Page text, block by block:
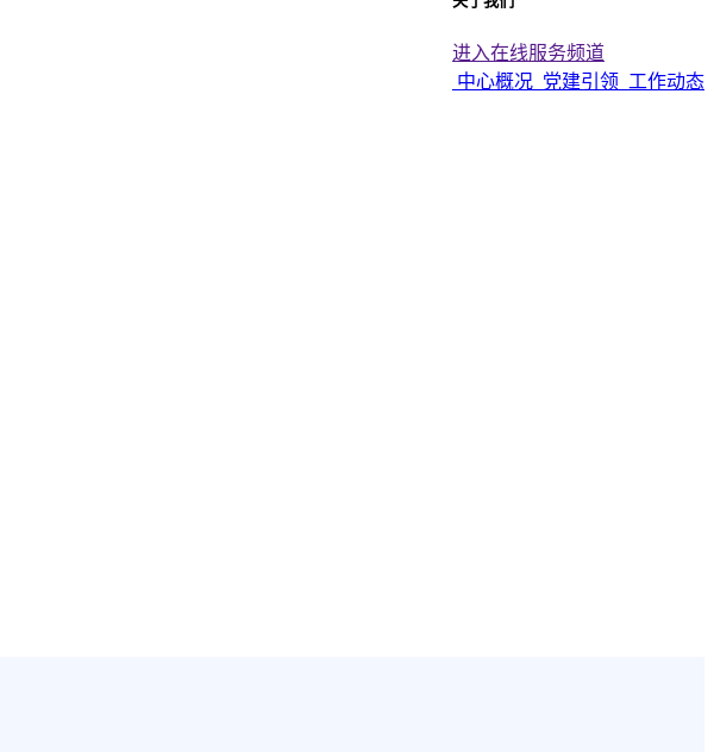
进入在线服务频道
中心概况 党建引领 工作动态